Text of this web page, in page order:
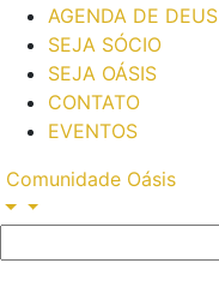
AGENDA DE DEUS
SEJA SÓCIO
SEJA OÁSIS
CONTATO
EVENTOS
Comunidade Oásis